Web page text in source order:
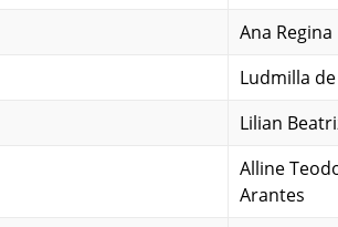
Ana
Ludmilla
Lilian
Alline
Arantes